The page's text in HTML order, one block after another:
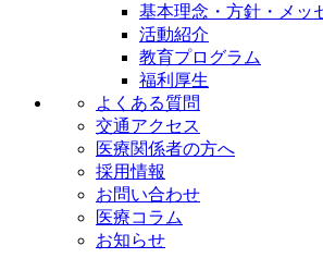
基本理念・方針・メッ
活動紹介
教育プログラム
福利厚生
よくある質問
交通アクセス
医療関係者の方へ
採用情報
お問い合わせ
医療コラム
お知らせ